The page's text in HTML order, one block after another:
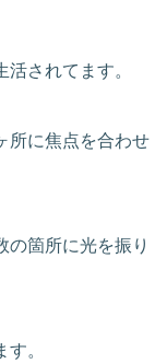
されてます。
に焦点を合わせ
に光を振り
。